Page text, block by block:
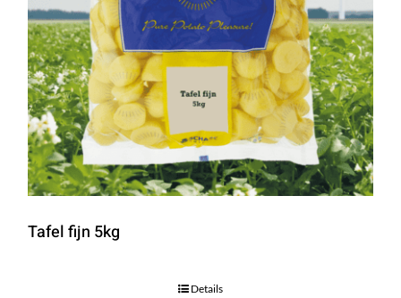
Tafel fijn 5kg
Details